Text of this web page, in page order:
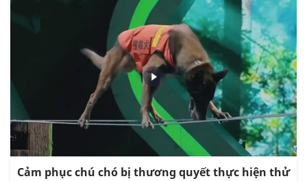
Cảm phục chú chó bị thương quyết thực hiện thử